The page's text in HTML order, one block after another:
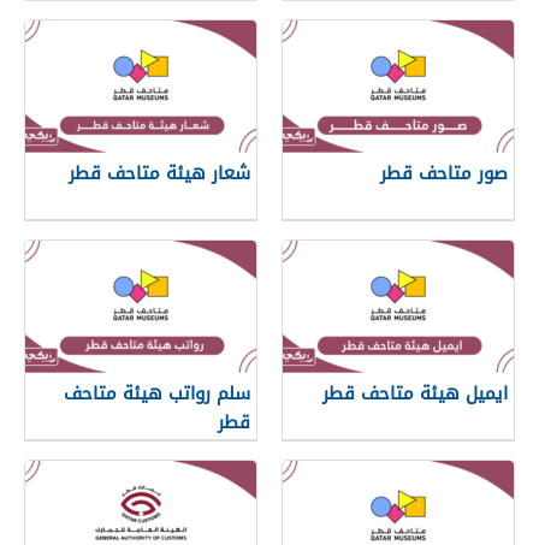
صور متاحف قطر شعار هيئة متاحف قطر
ايميل هيئة متاحف قطر
سلم رواتب هيئة متاحف
قطر